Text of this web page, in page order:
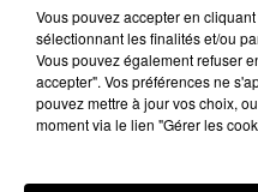
29 avril 2025 - 2 min 22
LES INFOS DE
15H00
Podcasts infos de
Vous pouvez accepter en
sélectionnant les finalités et/ou
Vous pouvez également refuser
accepter". Vos préférences ne
pouvez mettre à jour vos choix,
moment via le lien "Gérer les